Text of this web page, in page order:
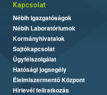
Kapcsolat
Nébih Igazgatóságok
Nébih Laboratóriumok
Kormányhivatalok
Sajtókapcsolat
Ügyfélszolgálat
Hatósági jogsegély
Élelmiszermentő Központ
Hírlevél feliratkozás